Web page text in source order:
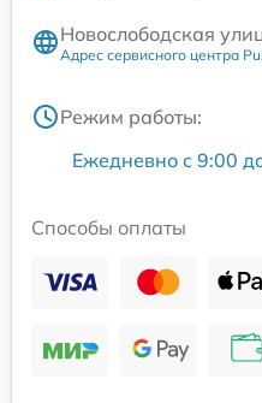
Новослободская
Адрес сервисного центра
Режим работы:
Ежедневно с 9:00
Способы оплаты